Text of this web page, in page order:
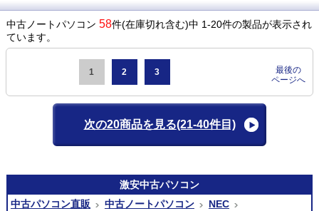
中古ノートパソコン 58件(在庫切れ含む)中 1-20件の製品が表示され
ています。
1 2 3
最後の
ページへ
次の20商品を見る(21-40件目)
激安中古パソコン
中古パソコン直販
中古ノートパソコン
NEC